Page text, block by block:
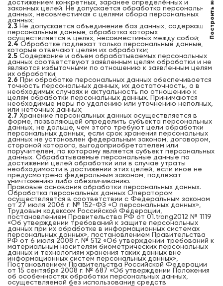
достижением конкретных, заранее определённых и
законных целей. Не допускается обработка персональных
данных, несовместимая с целями сбора персональных
данных;
2.3 Не допускается объединение баз данных, содержащих
персональные данные, обработка которых
осуществляется в целях, несовместимых между собой;
2.4 Обработке подлежат только персональные данные,
которые отвечают целям их обработки;
2.5 Содержание и объем обрабатываемых персональных
данных соответствуют заявленным целям обработки и не
являются избыточными по отношению к заявленным целям
их обработки;
2.6 При обработке персональных данных обеспечивается
точность персональных данных, их достаточность, а в
необходимых случаях и актуальность по отношению к
целям обработки персональных данных. Принимаются
необходимые меры по удалению или уточнению неполных,
или неточных данных;
2.7 Хранение персональных данных осуществляется в
форме, позволяющей определить субъекта персональных
данных, не дольше, чем этого требуют цели обработки
персональных данных, если срок хранения персональных
данных не установлен федеральным законом, договором,
стороной которого, выгодоприобретателем или
поручителем, по которому является субъект персональных
данных. Обрабатываемые персональные данные по
достижении целей обработки или в случае утраты
необходимости в достижении этих целей, если иное не
предусмотрено федеральным законом, подлежат
уничтожению либо обезличиванию.
Правовые основания обработки персональных данных.
Обработка персональных данных Оператором
осуществляется в соответствии с Федеральным законом
от 27 июля 2006 г. № 152-ФЗ «О персональных данных»,
Трудовым кодексом Российской Федерации,
постановлением Правительства РФ от 01.trong2012 № 1119
«Об утверждении требований к защите персональных
данных при их обработке в информационных системах
персональных данных», постановлением Правительства
РФ от 6 июля 2008 г. № 512 «Об утверждении требований к
материальным носителям биометрических персональных
данных и технологиям хранения таких данных вне
информационных систем персональных данных»,
Постановлением Правительства Российской Федерации
от 15 сентября 2008 г. № 687 «Об утверждении Положения
об особенностях обработки персональных данных,
осуществляемой без использования средств